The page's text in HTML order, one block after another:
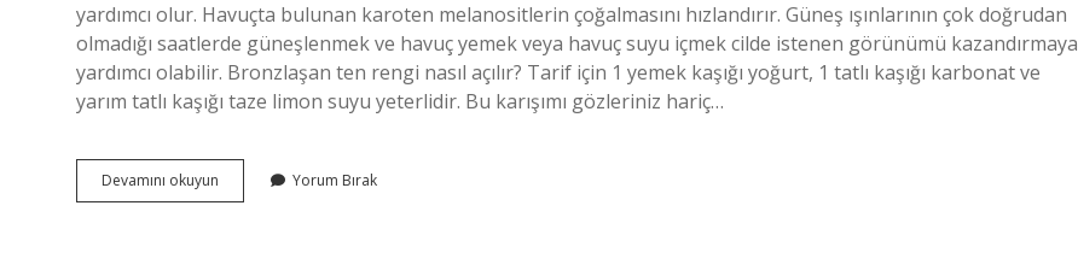
yardımcı olur. Havuçta bulunan karoten melanositlerin çoğalmasını hızlandırır. Güneş ışınlarının çok doğrudan
olmadığı saatlerde güneşlenmek ve havuç yemek veya havuç suyu içmek cilde istenen görünümü kazandırmaya
yardımcı olabilir. Bronzlaşan ten rengi nasıl açılır? Tarif için 1 yemek kaşığı yoğurt, 1 tatlı kaşığı karbonat ve
yarım tatlı kaşığı taze limon suyu yeterlidir. Bu karışımı gözleriniz hariç…
Devamını okuyun
Günde
Yorum Bırak